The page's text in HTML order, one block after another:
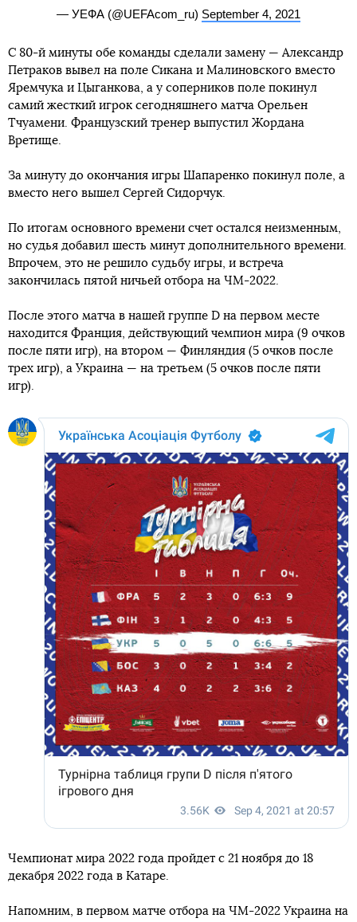
— УЕФА (@UEFAcom_ru) September 4, 2021
С 80-й минуты обе команды сделали замену — Александр
Петраков вывел на поле Сикана и Малиновского вместо
Яремчука и Цыганкова, а у соперников поле покинул
самий жесткий игрок сегодняшнего матча Орельен
Тчуамени. Французский тренер выпустил Жордана
Вретище.
За минуту до окончания игры Шапаренко покинул поле, а
вместо него вышел Сергей Сидорчук.
По итогам основного времени счет остался неизменным,
но судья добавил шесть минут дополнительного времени.
Впрочем, это не решило судьбу игры, и встреча
закончилась пятой ничьей отбора на ЧМ-2022.
После этого матча в нашей группе D на первом месте
находится Франция, действующий чемпион мира (9 очков
после пяти игр), на втором — Финляндия (5 очков после
трех игр), а Украина — на третьем (5 очков после пяти
игр).
Чемпионат мира 2022 года пройдет с 21 ноября до 18
декабря 2022 года в Катаре.
Напомним, в первом матче отбора на ЧМ-2022 Украина на